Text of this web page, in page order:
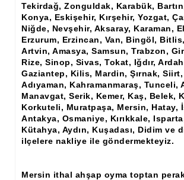
Ham Ahşap Josefin Koltuk İskelet İmalatı,
Ham Ahşap Ayna Çerçeve İmalatı, Modelleri
Ham Ahşap Dekoratif Ürün İmalatı, Modelleri
El Oyması Ham Ahşap Yatak Başlıkları
Ahşap Aksesuarlar
Ahşap İşlemeli Düz Klapa
Ahşap Merdiven Dikmeleri
Tekirdağ, Zonguldak, Karabük,
Konya, Eskişehir, Kırşehir, Yozgat,
Niğde, Nevşehir, Aksaray, Karaman,
Erzurum, Erzincan, Van, Bingöl,
Artvin, Amasya, Samsun, Trabzon,
Rize, Sinop, Sivas, Tokat, Iğdır,
Gaziantep, Kilis, Mardin, Şırnak, Siirt,
Adıyaman, Kahramanmaraş, Tunceli,
Manavgat, Serik, Kemer, Kaş, Belek,
Korkuteli, Muratpaşa, Mersin, Hatay,
Antakya, Osmaniye, Kırıkkale,
Kütahya, Aydın, Kuşadası, Didim ve
ilçelere nakliye ile göndermekteyiz.
Mersin ithal ahşap oyma toptan